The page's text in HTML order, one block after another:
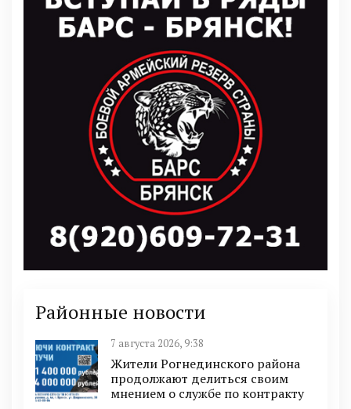
Районные новости
7 августа 2026, 9:38
Жители Рогнединского района
продолжают делиться своим
мнением о службе по контракту